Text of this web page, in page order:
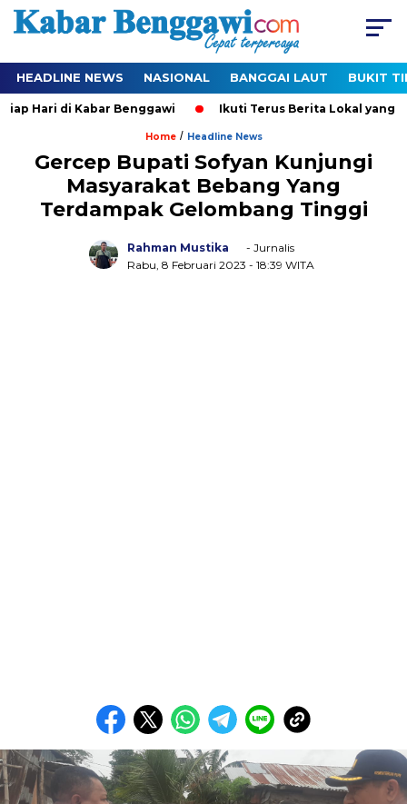
HEADLINE NEWS NASIONAL BANGGAI LAUT BUKIT
di Kabar Benggawi Ikuti Terus Berita Lokal yang Ter-
Home/ Headline News
Gercep Bupati Sofyan Kunjungi
Masyarakat Bebang Yang
Terdampak Gelombang Tinggi
Rahman Mustika
- Jurnalis
Rabu, 8 Februari 2023 - 18:39 WITA